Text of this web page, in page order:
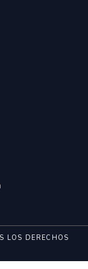
LOS DERECHOS